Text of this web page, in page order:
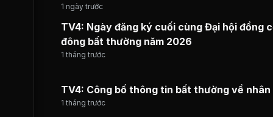
1 ngày trước
TV4: Ngày đăng ký cuối cùng Đại hội đồng
đông bất thường năm 2026
1 tháng trước
TV4: Công bố thông tin bất thường về nhân
1 tháng trước